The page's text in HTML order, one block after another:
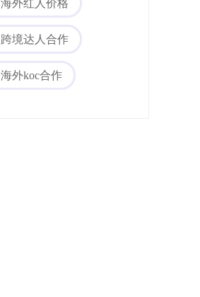
海外红人价格
跨境达人合作
海外koc合作